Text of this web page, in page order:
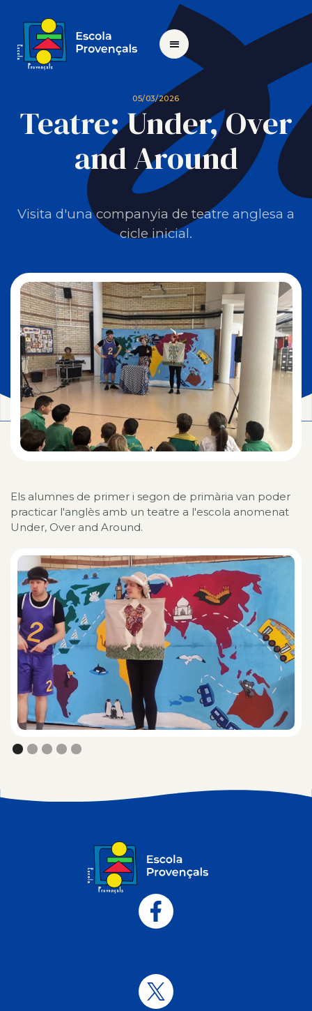
05/03/2026
Teatre: Under, Over
and Around
Visita d'una companyia de teatre anglesa a
cicle inicial.
Els alumnes de primer i segon de primària van poder
practicar l'anglès amb un teatre a l'escola anomenat
Under, Over and Around.